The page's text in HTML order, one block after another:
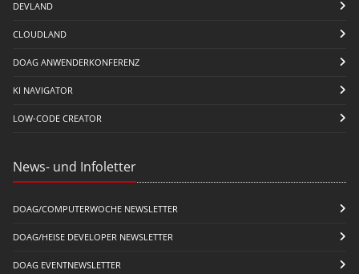
DEVLAND
CLOUDLAND
DOAG ANWENDERKONFERENZ
KI NAVIGATOR
LOW-CODE CREATOR
News- und Infoletter
DOAG/COMPUTERWOCHE NEWSLETTER
DOAG/HEISE DEVELOPER NEWSLETTER
DOAG EVENTNEWSLETTER